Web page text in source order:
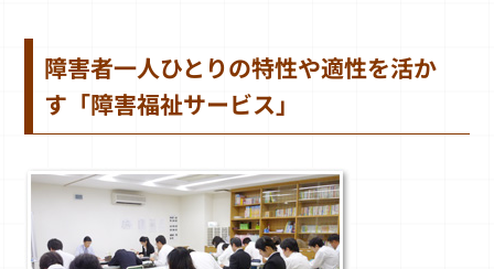
障害者一人ひとりの特性や適性を活か
す「障害福祉サービス」